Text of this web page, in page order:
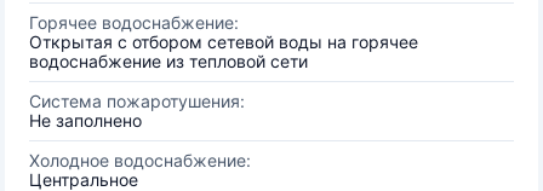
Горячее водоснабжение:
Открытая с отбором сетевой воды на горячее
водоснабжение из тепловой сети
Система пожаротушения:
Не заполнено
Холодное водоснабжение:
Центральное